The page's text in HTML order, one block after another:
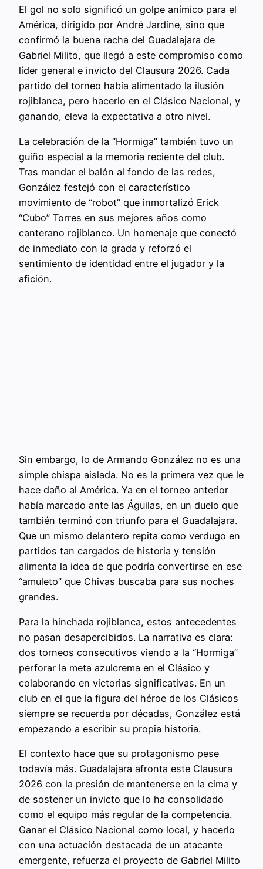
El gol no solo significó un golpe anímico para el
América, dirigido por André Jardine, sino que
confirmó la buena racha del Guadalajara de
Gabriel Milito, que llegó a este compromiso como
líder general e invicto del Clausura 2026. Cada
partido del torneo había alimentado la ilusión
rojiblanca, pero hacerlo en el Clásico Nacional, y
ganando, eleva la expectativa a otro nivel.
La celebración de la “Hormiga” también tuvo un
guiño especial a la memoria reciente del club.
Tras mandar el balón al fondo de las redes,
González festejó con el característico
movimiento de “robot” que inmortalizó Erick
“Cubo” Torres en sus mejores años como
canterano rojiblanco. Un homenaje que conectó
de inmediato con la grada y reforzó el
sentimiento de identidad entre el jugador y la
afición.
Sin embargo, lo de Armando González no es una
simple chispa aislada. No es la primera vez que le
hace daño al América. Ya en el torneo anterior
había marcado ante las Águilas, en un duelo que
también terminó con triunfo para el Guadalajara.
Que un mismo delantero repita como verdugo en
partidos tan cargados de historia y tensión
alimenta la idea de que podría convertirse en ese
“amuleto” que Chivas buscaba para sus noches
grandes.
Para la hinchada rojiblanca, estos antecedentes
no pasan desapercibidos. La narrativa es clara:
dos torneos consecutivos viendo a la “Hormiga”
perforar la meta azulcrema en el Clásico y
colaborando en victorias significativas. En un
club en el que la figura del héroe de los Clásicos
siempre se recuerda por décadas, González está
empezando a escribir su propia historia.
El contexto hace que su protagonismo pese
todavía más. Guadalajara afronta este Clausura
2026 con la presión de mantenerse en la cima y
de sostener un invicto que lo ha consolidado
como el equipo más regular de la competencia.
Ganar el Clásico Nacional como local, y hacerlo
con una actuación destacada de un atacante
emergente, refuerza el proyecto de Gabriel Milito